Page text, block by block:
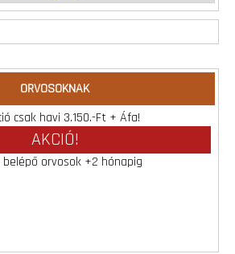
ORVOSOKNAK
csak havi 3.150.-Ft + Áfa!
AKCIÓ!
belépő orvosok +2 hónapig